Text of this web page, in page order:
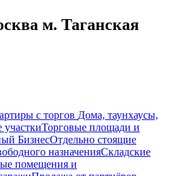
м. Таганская
с торгов Дома, таунхаусы,
участкиТорговые площади и
БизнесОтдельно стоящие
назначенияСкладские
помещения и